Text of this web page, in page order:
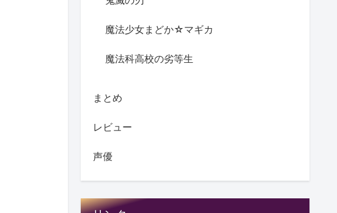
魔法少女まどか☆マギカ
魔法科高校の劣等生
まとめ
レビュー
声優